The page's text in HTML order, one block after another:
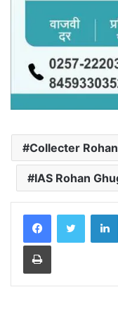
Collecter
IAS Rohan
Print